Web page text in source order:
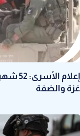
إعلام
غزة والضفة